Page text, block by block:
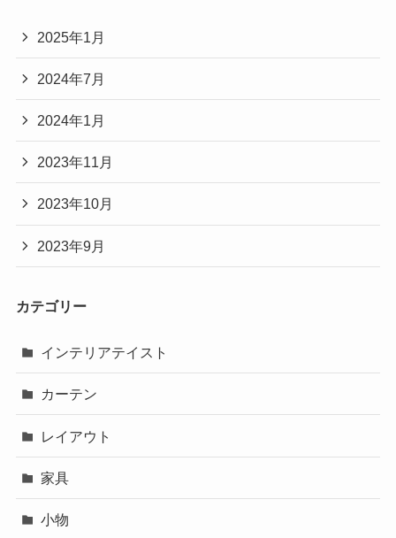
2025年1月
2024年7月
2024年1月
2023年11月
2023年10月
2023年9月
カテゴリー
インテリアテイスト
カーテン
レイアウト
家具
小物